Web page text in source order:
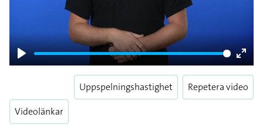
Play
Enter
Videolänkar
Uppspelningshastighet Repetera video